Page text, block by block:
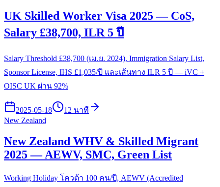
UK Skilled Worker Visa 2025 — CoS,
Salary £38,700, ILR 5 ปี
Salary Threshold £38,700 (เม.ย. 2024), Immigration Salary List,
Sponsor License, IHS £1,035/ปี และเส้นทาง ILR 5 ปี — iVC +
OISC UK ผ่าน 92%
2025-05-18
12 นาที
New Zealand
New Zealand WHV & Skilled Migrant
2025 — AEWV, SMC, Green List
Working Holiday โควต้า 100 คน/ปี, AEWV (Accredited